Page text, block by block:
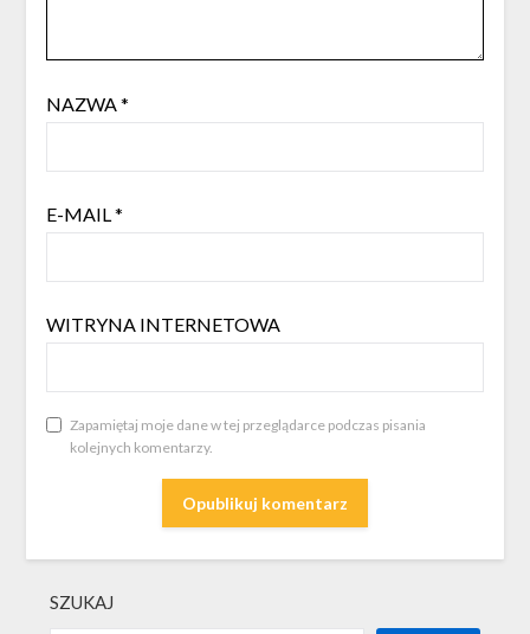
NAZWA*
E-MAIL*
WITRYNA INTERNETOWA
Zapamiętaj moje dane w tej przeglądarce podczas pisania
kolejnych komentarzy.
SZUKAJ